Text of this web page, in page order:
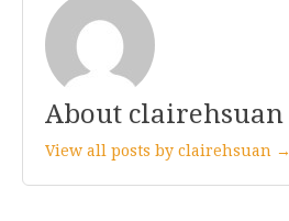
About clairehsuan
View all posts by clairehsuan →